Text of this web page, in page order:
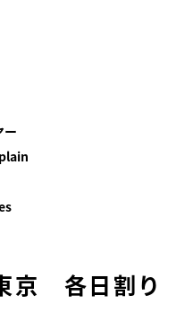
ー
京 各日割り